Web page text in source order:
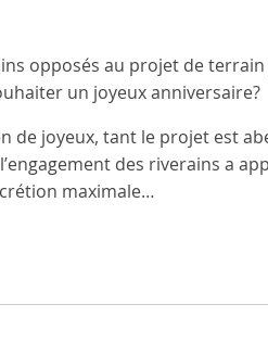
opposés au projet de
un joyeux anniversaire?
de joyeux, tant le projet est
des riverains a
maximale…